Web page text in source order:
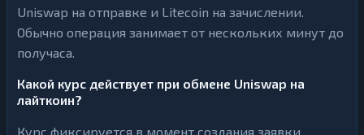
Uniswap на отправке и Litecoin на зачислении.
Обычно операция занимает от нескольких минут до
получаса.
Какой курс действует при обмене Uniswap на
лайткоин?
Курс фиксируется в момент создания заявки.